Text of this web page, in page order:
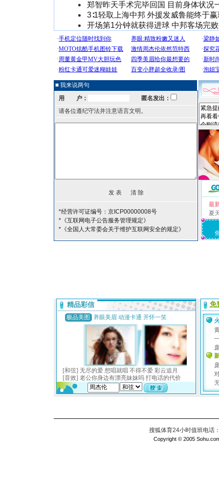
郑智昨天手术完毕回国 目前身体状况
3∶1轻取上海中邦 外援发威鲁能终于
开场第1分钟就获得进球 中邦客场完
■ 我来说两句
用 户：
匿名发出：
请各位遵纪守法并注意语言文明。
*经营许可证编号：京ICP00000008号
*《互联网电子公告服务管理规定》
*《全国人大常委会关于维护互联网安全的规定》
最
夏
搜狐体育24小时值班电话
Copyright © 2005